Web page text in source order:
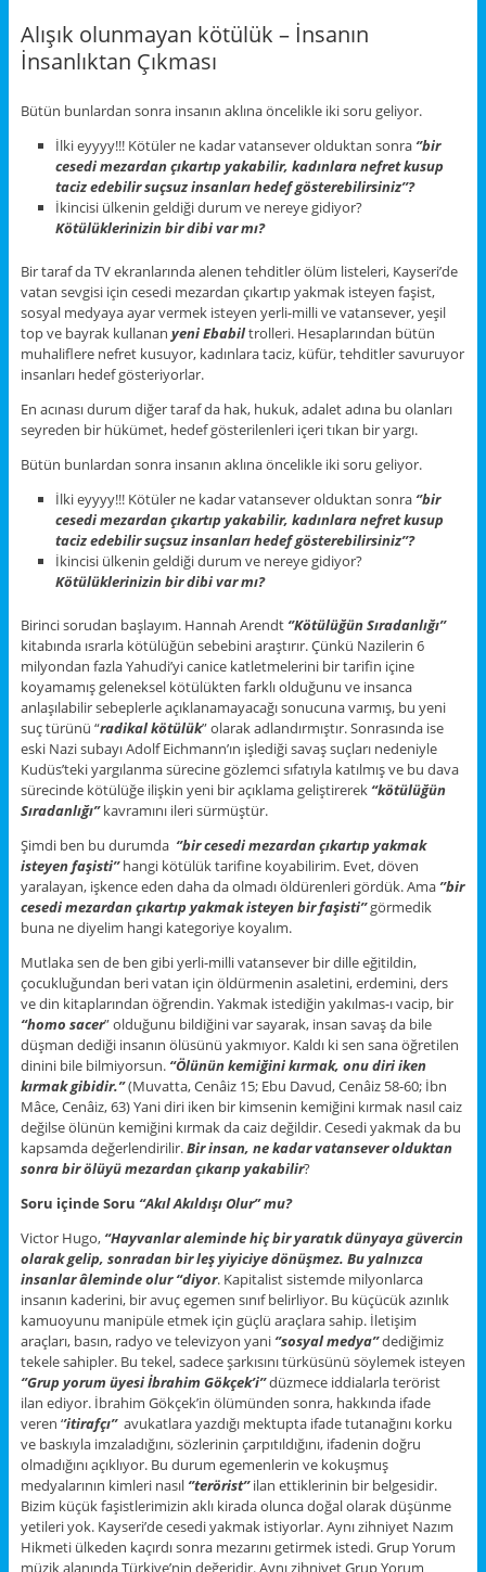
Alışık olunmayan kötülük – İnsanın
İnsanlıktan Çıkması
Bütün bunlardan sonra insanın aklına öncelikle iki soru geliyor.
İlki eyyyy!!! Kötüler ne kadar vatansever olduktan sonra ‘’bir
cesedi mezardan çıkartıp yakabilir, kadınlara nefret kusup
taciz edebilir suçsuz insanları hedef gösterebilirsiniz’’?
İkincisi ülkenin geldiği durum ve nereye gidiyor?
Kötülüklerinizin bir dibi var mı?
Bir taraf da TV ekranlarında alenen tehditler ölüm listeleri, Kayseri’de
vatan sevgisi için cesedi mezardan çıkartıp yakmak isteyen faşist,
sosyal medyaya ayar vermek isteyen yerli-milli ve vatansever, yeşil
top ve bayrak kullanan yeni Ebabiltrolleri. Hesaplarından bütün
muhaliflere nefret kusuyor, kadınlara taciz, küfür, tehditler savuruyor
insanları hedef gösteriyorlar.
En acınası durum diğer taraf da hak, hukuk, adalet adına bu olanları
seyreden bir hükümet, hedef gösterilenleri içeri tıkan bir yargı.
Bütün bunlardan sonra insanın aklına öncelikle iki soru geliyor.
İlki eyyyy!!! Kötüler ne kadar vatansever olduktan sonra ‘’bir
cesedi mezardan çıkartıp yakabilir, kadınlara nefret kusup
taciz edebilir suçsuz insanları hedef gösterebilirsiniz’’?
İkincisi ülkenin geldiği durum ve nereye gidiyor?
Kötülüklerinizin bir dibi var mı?
Birinci sorudan başlayım. Hannah Arendt ‘’Kötülüğün Sıradanlığı’’
kitabında ısrarla kötülüğün sebebini araştırır. Çünkü Nazilerin 6
milyondan fazla Yahudi’yi canice katletmelerini bir tarifin içine
koyamamış geleneksel kötülükten farklı olduğunu ve insanca
anlaşılabilir sebeplerle açıklanamayacağı sonucuna varmış, bu yeni
suç türünü “radikal kötülük” olarak adlandırmıştır. Sonrasında ise
eski Nazi subayı Adolf Eichmann’ın işlediği savaş suçları nedeniyle
Kudüs’teki yargılanma sürecine gözlemci sıfatıyla katılmış ve bu dava
sürecinde kötülüğe ilişkin yeni bir açıklama geliştirerek “kötülüğün
Sıradanlığı”kavramını ileri sürmüştür.
Şimdi ben bu durumda ‘’bir cesedi mezardan çıkartıp yakmak
isteyen faşisti’’hangi kötülük tarifine koyabilirim. Evet, döven
yaralayan, işkence eden daha da olmadı öldürenleri gördük. Ama ’’bir
cesedi mezardan çıkartıp yakmak isteyen bir faşisti’’görmedik
buna ne diyelim hangi kategoriye koyalım.
Mutlaka sen de ben gibi yerli-milli vatansever bir dille eğitildin,
çocukluğundan beri vatan için öldürmenin asaletini, erdemini, ders
ve din kitaplarından öğrendin. Yakmak istediğin yakılmas-ı vacip, bir
“homo sacer” olduğunu bildiğini var sayarak, insan savaş da bile
düşman dediği insanın ölüsünü yakmıyor. Kaldı ki sen sana öğretilen
dinini bile bilmiyorsun. “Ölünün kemiğini kırmak, onu diri iken
kırmak gibidir.”(Muvatta, Cenâiz 15; Ebu Davud, Cenâiz 58-60; İbn
Mâce, Cenâiz, 63) Yani diri iken bir kimsenin kemiğini kırmak nasıl caiz
değilse ölünün kemiğini kırmak da caiz değildir. Cesedi yakmak da bu
kapsamda değerlendirilir.Bir insan, ne kadar vatansever olduktan
sonra bir ölüyü mezardan çıkarıp yakabilir?
Soru içinde Soru “Akıl Akıldışı Olur” mu?
Victor Hugo, “Hayvanlar aleminde hiç bir yaratık dünyaya güvercin
olarak gelip, sonradan bir leş yiyiciye dönüşmez. Bu yalnızca
insanlar âleminde olur “diyor. Kapitalist sistemde milyonlarca
insanın kaderini, bir avuç egemen sınıf belirliyor. Bu küçücük azınlık
kamuoyunu manipüle etmek için güçlü araçlara sahip. İletişim
araçları, basın, radyo ve televizyon yani ‘’sosyal medya’’dediğimiz
tekele sahipler. Bu tekel, sadece şarkısını türküsünü söylemek isteyen
‘’Grup yorum üyesi İbrahim Gökçek’i’’düzmece iddialarla terörist
ilan ediyor. İbrahim Gökçek’in ölümünden sonra, hakkında ifade
veren ‘’itirafçı’’avukatlara yazdığı mektupta ifade tutanağını korku
ve baskıyla imzaladığını, sözlerinin çarpıtıldığını, ifadenin doğru
olmadığını açıklıyor. Bu durum egemenlerin ve kokuşmuş
medyalarının kimleri nasıl ‘’terörist’’ilan ettiklerinin bir belgesidir.
Bizim küçük faşistlerimizin aklı kirada olunca doğal olarak düşünme
yetileri yok. Kayseri’de cesedi yakmak istiyorlar. Aynı zihniyet Nazım
Hikmeti ülkeden kaçırdı sonra mezarını getirmek istedi. Grup Yorum
müzik alanında Türkiye’nin değeridir. Aynı zihniyet Grup Yorum